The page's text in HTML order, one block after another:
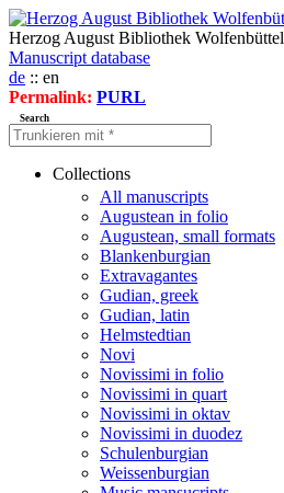
Herzog August Bibliothek Wolfenbüttel
Manuscript database
de :: en
Permalink: PURL
Search
Collections
All manuscripts
Augustean in folio
Augustean, small formats
Blankenburgian
Extravagantes
Gudian, greek
Gudian, latin
Helmstedtian
Novi
Novissimi in folio
Novissimi in quart
Novissimi in oktav
Novissimi in duodez
Schulenburgian
Weissenburgian